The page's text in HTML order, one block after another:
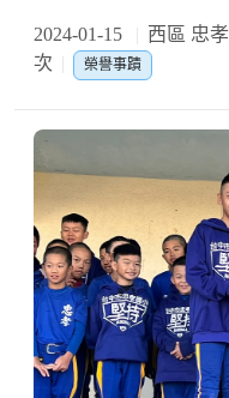
2024-01-15 西區 忠
次
榮譽事蹟